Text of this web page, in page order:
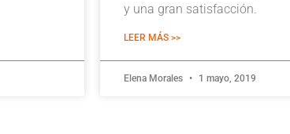
y una gran satisfacción.
LEER MÁS >>
Elena Morales 1 mayo, 2019